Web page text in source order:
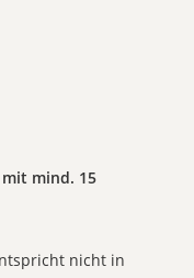
mind. 15
nicht in